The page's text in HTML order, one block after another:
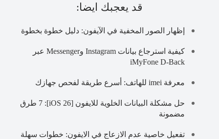
قد يعجبك ايضا:
إظهار الصور المخفية في الآيفون: دليل خطوة بخطوة
كيفية استرجاع بيانات Instagram وMessenger عبر
iMyFone D-Back
معرفة imei للهاتف: أسرع طريقة لفحص جهازك
حل مشكلة البيانات الخلوية للايفون [iOS 26]: 7 طرق
مضمونة
تفعيل خاصية عدم الازعاج في الايفون: خطوات سهلة